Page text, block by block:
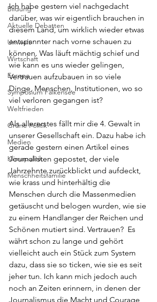
Bildung
Aktuelle Debatten
Umwelt
Wirtschaft
Europa
Symposium Falkensee
Weltfrieden
Grüne Politik
Medien
Klimapolitik
Menschheitsfamilie
Ich habe gestern viel nachgedacht
darüber, was wir eigentlich brauchen in
diesem Land, um wirklich wieder etwas
entspannter nach vorne schauen zu
können. Was läuft mächtig schief und
wie kann es uns wieder gelingen,
Vertrauen aufzubauen in so viele
Dinge, Menschen, Institutionen, wo so
viel verloren gegangen ist?
Als allererstes fällt mir die 4. Gewalt in
unserer Gesellschaft ein. Dazu habe ich
gerade gestern einen Artikel eines
Journalisten gepostet, der viele
Jahrzehnte zurückblickt und aufdeckt,
wie krass und hinterhältig die
Menschen durch die Massenmedien
getäuscht und belogen wurden, wie sie
zu einem Handlanger der Reichen und
Schönen mutiert sind. Vertrauen?  Es
währt schon zu lange und gehört
vielleicht auch ein Stück zum System
dazu, dass sie so ticken, wie sie es seit
jeher tun. Ich kann mich jedoch auch
noch an Zeiten erinnern, in denen der
Journalismus die Macht und Courage